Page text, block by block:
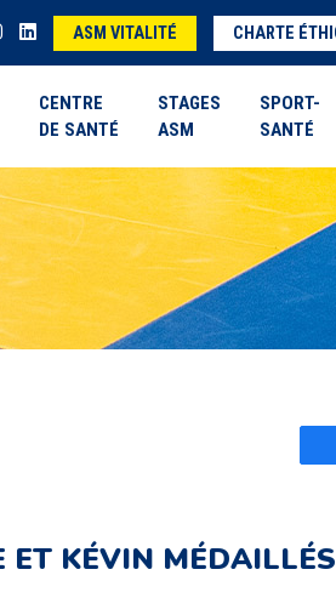
ASM VITALITÉ CHARTE
CENTRE
DE SANTÉ
STAGES
ASM
SPORT-
SANTÉ
KÉVIN MÉDAILLÉS